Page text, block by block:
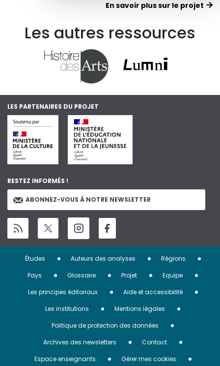
En savoir plus sur le projet
Les autres ressources
LES PARTENAIRES DU PROJET
RESTEZ INFORMÉS !
ABONNEZ-VOUS À NOTRE NEWSLETTER
Menu
Pied
page
Études Auteurs des analyses
Régions
Pays
Glossaire Projet
Equipe
Les principes éditoriaux
Aide et accessibilité
Les institutions
Mentions légales
Politique de protection des données
Archives des newsletters
Contact
Espace enseignants
Gérer mes cookies